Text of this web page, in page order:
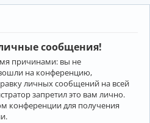
сообщения!
причинами: вы не
на конференцию,
личных сообщений на всей
запретил это вам лично.
конференции для получения